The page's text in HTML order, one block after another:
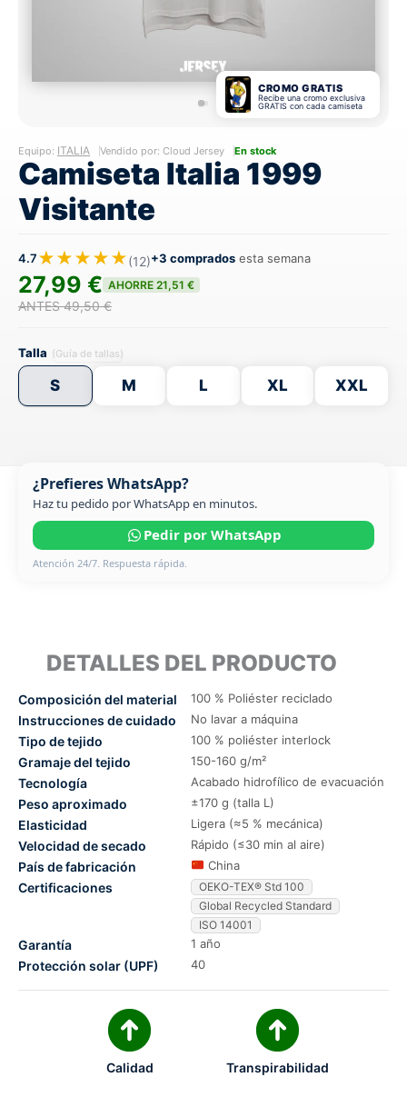
CROMO GRATIS
Recibe una cromo exclusiva
GRATIS con cada camiseta
Equipo: ITALIA Vendido por: Cloud Jersey En stock
Camiseta Italia 1999
Visitante
4.7★★★★★(12)+3 comprados esta semana
27,99 € AHORRE 21,51 €
ANTES 49,50 €
Talla (Guía de tallas)
S M L XL XXL
¿Prefieres WhatsApp?
Haz tu pedido por WhatsApp en minutos.
Pedir por WhatsApp
Atención 24/7. Respuesta rápida.
DETALLES DEL PRODUCTO
Composición del material 100 % Poliéster reciclado
Instrucciones de cuidado No lavar a máquina
Tipo de tejido 100 % poliéster interlock
Gramaje del tejido 150-160 g/m²
Tecnología Acabado hidrofílico de evacuación
Peso aproximado ±170 g (talla L)
Elasticidad Ligera (≈5 % mecánica)
Velocidad de secado Rápido (≤30 min al aire)
País de fabricación China
Certificaciones
OEKO-TEX® Std 100
Global Recycled Standard
ISO 14001
Garantía 1 año
Protección solar (UPF) 40
Calidad Transpirabilidad